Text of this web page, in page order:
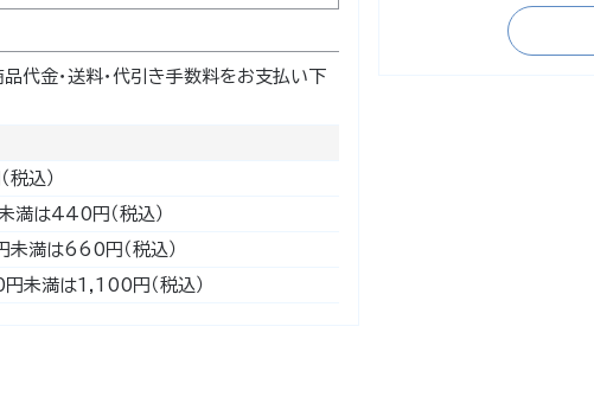
代金・送料・代引き手数料をお支払い下
込）
は440円（税込）
満は660円（税込）
満は1,100円（税込）